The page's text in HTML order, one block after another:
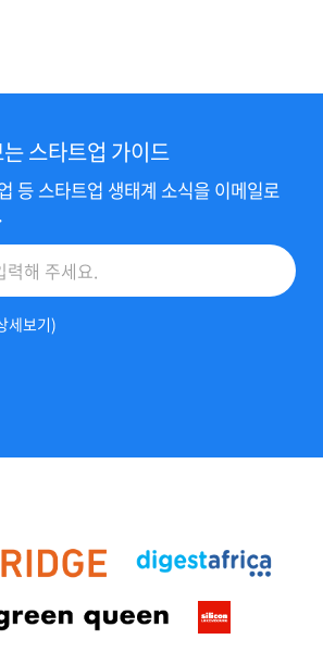
스타트업 가이드
등 스타트업 생태계 소식을 이메일로
세보기)